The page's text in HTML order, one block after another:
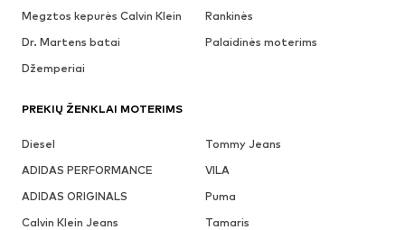
Megztos kepurės Calvin Klein
Rankinės
Dr. Martens batai
Palaidinės moterims
Džemperiai
PREKIŲ ŽENKLAI MOTERIMS
Diesel
Tommy Jeans
ADIDAS PERFORMANCE
VILA
ADIDAS ORIGINALS
Puma
Calvin Klein Jeans
Tamaris